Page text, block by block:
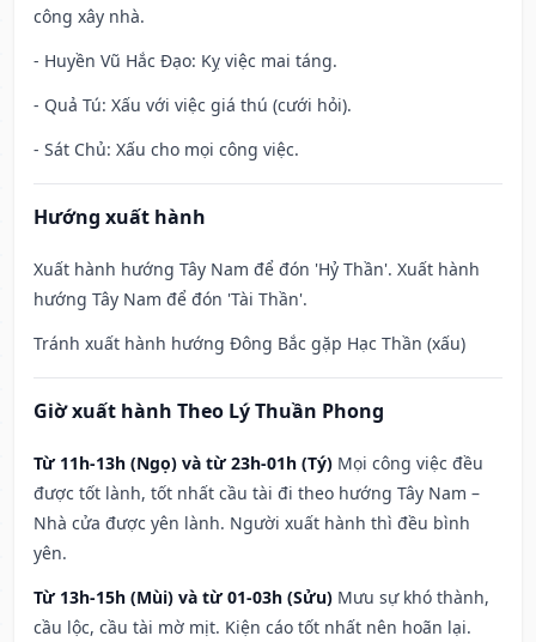
công xây nhà.
- Huyền Vũ Hắc Đạo: Kỵ việc mai táng.
- Quả Tú: Xấu với việc giá thú (cưới hỏi).
- Sát Chủ: Xấu cho mọi công việc.
Hướng xuất hành
Xuất hành hướng Tây Nam để đón 'Hỷ Thần'. Xuất hành
hướng Tây Nam để đón 'Tài Thần'.
Tránh xuất hành hướng Đông Bắc gặp Hạc Thần (xấu)
Giờ xuất hành Theo Lý Thuần Phong
Từ 11h-13h (Ngọ) và từ 23h-01h (Tý) Mọi công việc đều
được tốt lành, tốt nhất cầu tài đi theo hướng Tây Nam –
Nhà cửa được yên lành. Người xuất hành thì đều bình
yên.
Từ 13h-15h (Mùi) và từ 01-03h (Sửu) Mưu sự khó thành,
cầu lộc, cầu tài mờ mịt. Kiện cáo tốt nhất nên hoãn lại.